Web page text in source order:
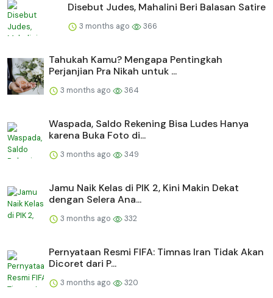
Disebut Judes, Mahalini Beri Balasan Satire
3 months ago 366
Tahukah Kamu? Mengapa Pentingkah
Perjanjian Pra Nikah untuk ...
3 months ago 364
Waspada, Saldo Rekening Bisa Ludes Hanya
karena Buka Foto di...
3 months ago 349
Jamu Naik Kelas di PIK 2, Kini Makin Dekat
dengan Selera Ana...
3 months ago 332
Pernyataan Resmi FIFA: Timnas Iran Tidak Akan
Dicoret dari P...
3 months ago 320